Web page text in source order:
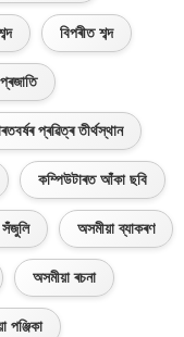
বিপৰীত শব্দ
প্ৰৱিত্ৰ তীৰ্থস্থান
কম্পিউটাৰত আঁকা ছবি
সঁজুলি অসমীয়া ব্যাকৰণ
অসমীয়া ৰচনা
পঞ্জিকা